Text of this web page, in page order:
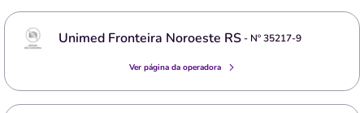
Unimed Fronteira Noroeste RS- Nº35217-9
Ver página da operadora